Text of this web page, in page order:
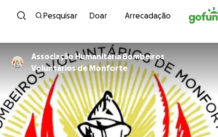
Avançar para conteúdo
Pesquisar Doar Arrecadação
Associação Humanitária Bombeiros
Voluntários de Monforte